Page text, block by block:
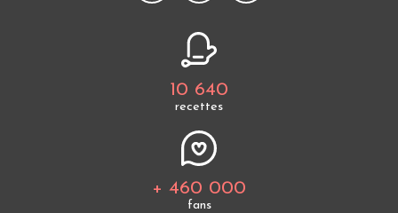
10 640
recettes
+ 460 000
fans